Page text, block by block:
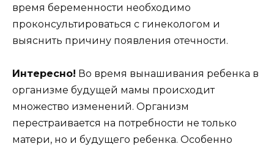
время беременности необходимо
проконсультироваться с гинекологом и
выяснить причину появления отечности.
Интересно! Во время вынашивания ребенка в
организме будущей мамы происходит
множество изменений. Организм
перестраивается на потребности не только
матери, но и будущего ребенка. Особенно